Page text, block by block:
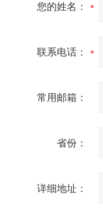
您的姓名：
联系电话：
常用邮箱：
省份：
详细地址：